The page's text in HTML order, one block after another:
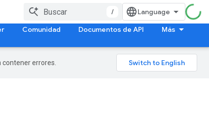
/
Comunidad Documentos de API Más
errores.